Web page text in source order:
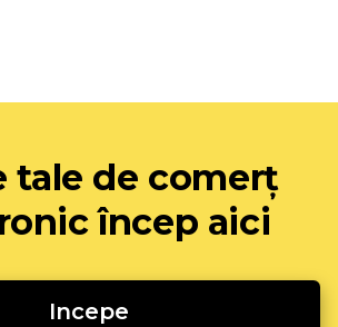
tale de comerț
încep aici
Incepe